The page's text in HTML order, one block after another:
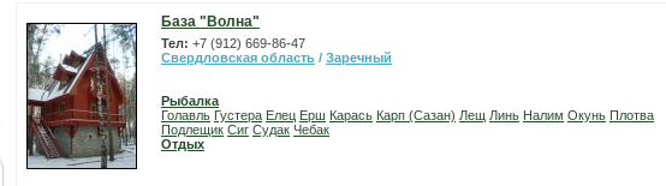
База "Волна"
Тел: +7 (912) 669-86-47
Свердловская область / Заречный
Рыбалка
Голавль Густера Елец Ерш Карась Карп (Сазан) Лещ Линь Налим Окунь Плотва
Подлещик Сиг Судак Чебак
Отдых